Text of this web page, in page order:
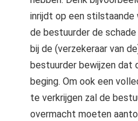
inrijdt op een stilstaande
de bestuurder de
bij de (verzekeraar van
bestuurder bewijzen dat
beging. Om ook een
te verkrijgen zal de
overmacht moeten